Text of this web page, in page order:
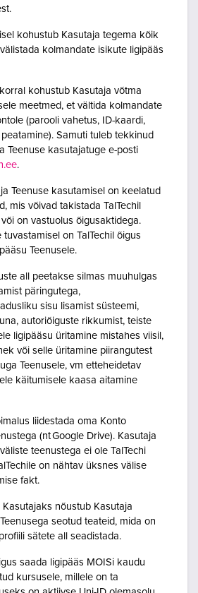
kohustub Kasutaja tegema kõik
kolmandate isikute ligipääs
kohustub Kasutaja võtma
meetmed, et vältida kolmandate
(parooli vahetus, ID-kaardi,
Samuti tuleb tekkinud
Teenuse kasutajatuge e-posti
.
Teenuse kasutamisel on keelatud
mis võivad takistada TalTechil
on vastuolus õigusaktidega.
on TalTechil õigus
Teenusele.
all peetakse silmas muuhulgas
päringutega,
sisu lisamist süsteemi,
autoriõiguste rikkumist, teiste
ligipääsu üritamine mistahes viisil,
või selle üritamine piirangutest
Teenusele, vm etteheidetav
käitumisele kaasa aitamine
liidestada oma Konto
(nt Google Drive). Kasutaja
teenustega ei ole TalTechi
on nähtav üksnes välise
fakt.
nõustub Kasutaja
seotud teateid, mida on
sätete all seadistada.
saada ligipääs MOISi kaudu
kursusele, millele on ta